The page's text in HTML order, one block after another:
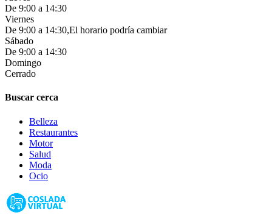
De 9:00 a 14:30
Viernes
De 9:00 a 14:30,El horario podría cambiar
Sábado
De 9:00 a 14:30
Domingo
Cerrado
Buscar cerca
Belleza
Restaurantes
Motor
Salud
Moda
Ocio